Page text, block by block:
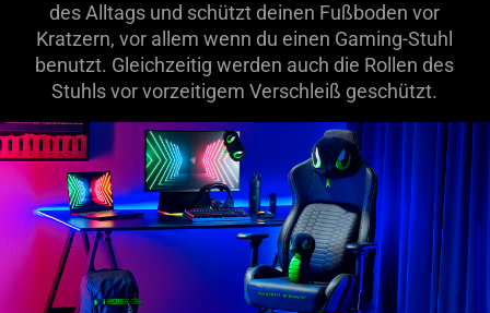
des Alltags und schützt deinen Fußboden vor
Kratzern, vor allem wenn du einen Gaming-Stuhl
benutzt. Gleichzeitig werden auch die Rollen des
Stuhls vor vorzeitigem Verschleiß geschützt.